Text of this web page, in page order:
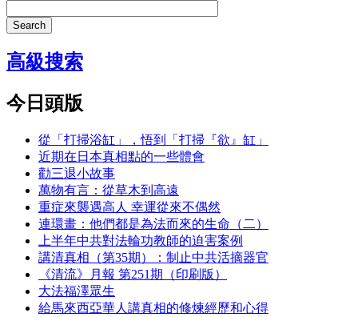
Search
高級搜索
今日頭版
從「打掃浴缸」，悟到「打掃『欲』缸」
近期在日本真相點的一些體會
勸三退小故事
萬物有言：從草木到高遠
重症來襲遇高人 幸運從來不偶然
連環畫：他們都是為法而來的生命（二）
上半年中共對法輪功教師的迫害案例
講清真相（第35期）：制止中共活摘器官
《清流》月報 第251期（印刷版）
大法福澤眾生
給馬來西亞華人講真相的修煉經歷和心得